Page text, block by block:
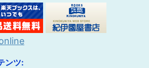
ンツ: